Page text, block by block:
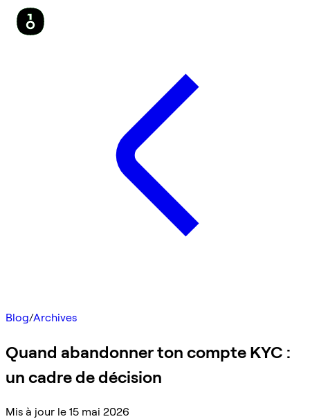
Blog/Archives
Quand abandonner ton compte KYC :
un cadre de décision
Mis à jour le 15 mai 2026